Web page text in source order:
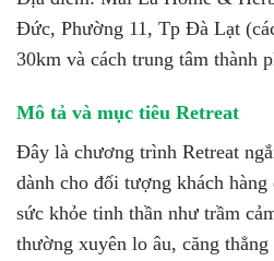
Đức, Phường 11, Tp Đà Lạt
30km và cách trung tâm thành
Mô tả và mục tiêu Retreat
Đây là chương trình Retreat
dành cho đối tượng khách hàng
sức khỏe tinh thần như trầm
thường xuyên lo âu, căng thẳng